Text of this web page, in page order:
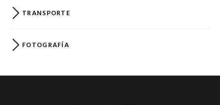
TRANSPORTE
FOTOGRAFÍA